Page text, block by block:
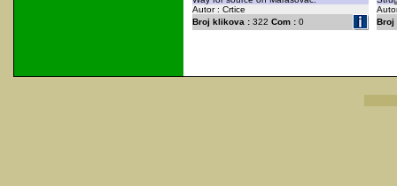
Autor : Crtice
Broj klikova :322 Com :0
Broj